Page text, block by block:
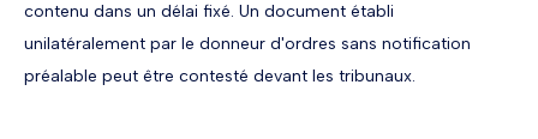
contenu dans un délai fixé. Un document établi
unilatéralement par le donneur d'ordres sans notification
préalable peut être contesté devant les tribunaux.